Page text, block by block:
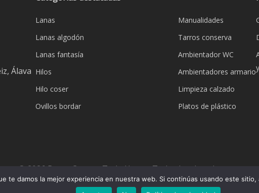
Álava
Lanas
Lanas algodón
Lanas fantasía
Hilos
Hilo coser
Ovillos bordar
Manualidades
Tarros conserva
Ambientador WC
Ambientadores armario
Limpieza calzado
Platos de plástico
© 2026 Bazar Corona Todo Hogar. Todos los derechos
te damos la mejor experiencia en nuestra web. Si continúas usando este